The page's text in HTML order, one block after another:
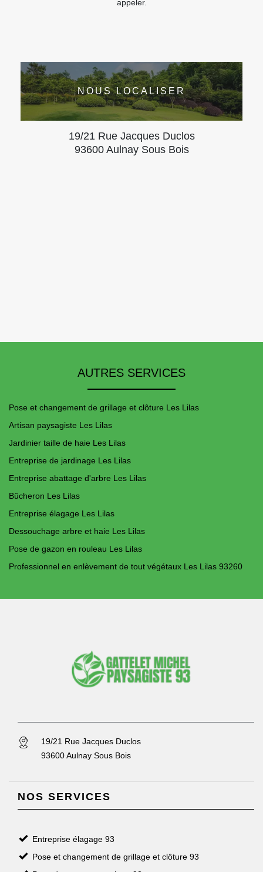
appeler.
NOUS LOCALISER
19/21 Rue Jacques Duclos
93600 Aulnay Sous Bois
AUTRES SERVICES
Pose et changement de grillage et clôture Les Lilas
Artisan paysagiste Les Lilas
Jardinier taille de haie Les Lilas
Entreprise de jardinage Les Lilas
Entreprise abattage d'arbre Les Lilas
Bûcheron Les Lilas
Entreprise élagage Les Lilas
Dessouchage arbre et haie Les Lilas
Pose de gazon en rouleau Les Lilas
Professionnel en enlèvement de tout végétaux Les Lilas 93260
19/21 Rue Jacques Duclos
93600 Aulnay Sous Bois
NOS SERVICES
Entreprise élagage 93
Pose et changement de grillage et clôture 93